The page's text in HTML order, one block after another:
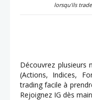
lorsqu'ils
Découvrez plusieurs
(Actions, Indices,
trading facile à
Rejoignez IG dès